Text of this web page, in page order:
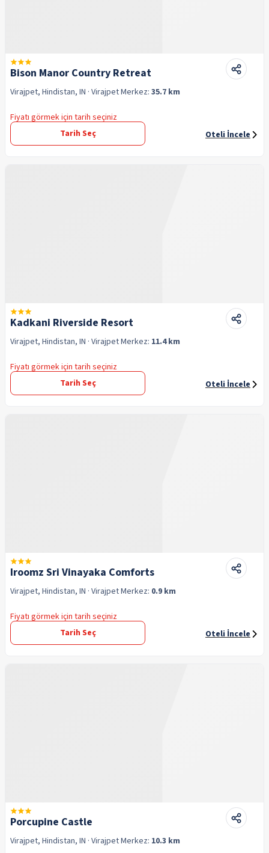
Bison Manor Country Retreat
Virajpet, Hindistan, IN · VirajpetMerkez: 35.7 km
Fiyatı görmek için tarih seçiniz
Tarih Seç
Oteli İncele
Kadkani Riverside Resort
Virajpet, Hindistan, IN · VirajpetMerkez: 11.4 km
Fiyatı görmek için tarih seçiniz
Tarih Seç
Oteli İncele
Iroomz Sri Vinayaka Comforts
Virajpet, Hindistan, IN · VirajpetMerkez: 0.9 km
Fiyatı görmek için tarih seçiniz
Tarih Seç
Oteli İncele
Porcupine Castle
Virajpet, Hindistan, IN · VirajpetMerkez: 10.3 km